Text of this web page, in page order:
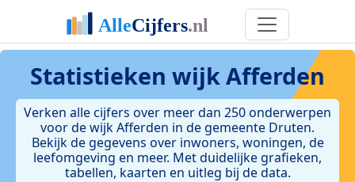
Statistieken wijk Afferden
Verken alle cijfers over meer dan 250 onderwerpen
voor de wijk Afferden in de gemeente Druten.
Bekijk de gegevens over inwoners, woningen, de
leefomgeving en meer. Met duidelijke grafieken,
tabellen, kaarten en uitleg bij de data.